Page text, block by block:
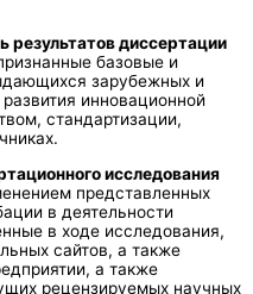
результатов диссертации
базовые и
зарубежных и
инновационной
стандартизации,
исследования
представленных
в деятельности
в ходе исследования,
сайтов, а также
а также
рецензируемых научных